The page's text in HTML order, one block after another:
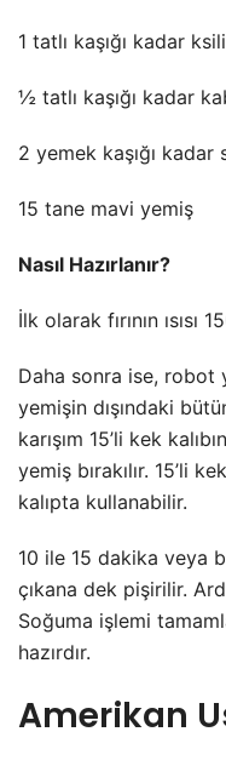
1 tatlı kaşığı kadar
½ tatlı kaşığı kadar
2 yemek kaşığı kadar
15 tane mavi yemiş
Nasıl Hazırlanır?
İlk olarak fırının ısısı
Daha sonra ise, robot
yemişin dışındaki
karışım 15’li kek
yemiş bırakılır. 15’li
kalıpta kullanabilir.
10 ile 15 dakika veya
çıkana dek pişirilir.
Soğuma işlemi
hazırdır.
Amerikan